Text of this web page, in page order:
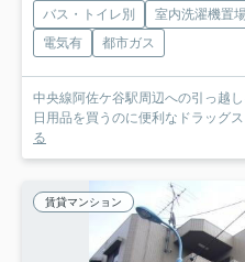
バス・トイレ別 室内洗濯機置
電気有
都市ガス
中央線阿佐ケ谷駅周辺への引っ越
日用品を買うのに便利なドラッグ
る
賃貸マンション